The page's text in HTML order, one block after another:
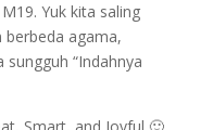
Yuk kita saling
agama,
“Indahnya